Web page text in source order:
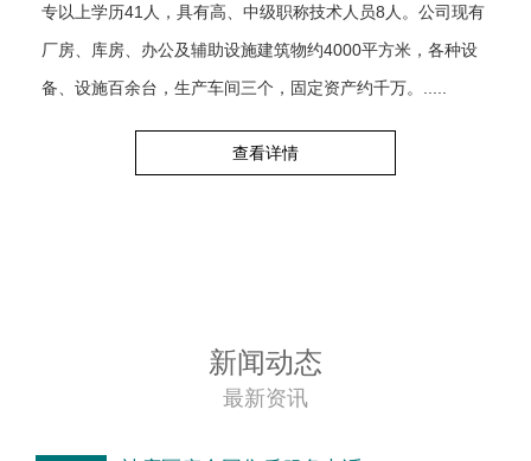
专以上学历41人，具有高、中级职称技术人员8人。公司现有
厂房、库房、办公及辅助设施建筑物约4000平方米，各种设
备、设施百余台，生产车间三个，固定资产约千万。.....
查看详情
新闻动态
最新资讯